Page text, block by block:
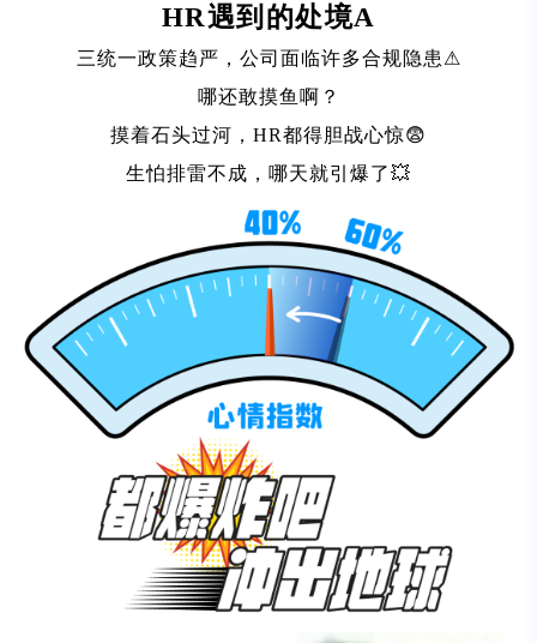
HR遇到的处境A
三统一政策趋严，公司面临许多合规隐患⚠
哪还敢摸鱼啊？
摸着石头过河，HR都得胆战心惊😨
生怕排雷不成，哪天就引爆了💥